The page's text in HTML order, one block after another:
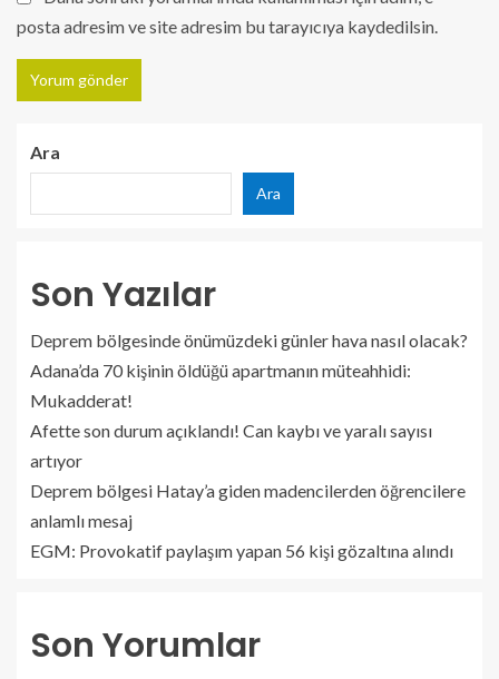
posta adresim ve site adresim bu tarayıcıya kaydedilsin.
Ara
Ara
Son Yazılar
Deprem bölgesinde önümüzdeki günler hava nasıl olacak?
Adana’da 70 kişinin öldüğü apartmanın müteahhidi:
Mukadderat!
Afette son durum açıklandı! Can kaybı ve yaralı sayısı
artıyor
Deprem bölgesi Hatay’a giden madencilerden öğrencilere
anlamlı mesaj
EGM: Provokatif paylaşım yapan 56 kişi gözaltına alındı
Son Yorumlar